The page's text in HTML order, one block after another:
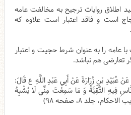
اطلاق روایات ترجیح به مخالفت عامه
است و فاقد اعتبار است علاوه که
عامه را به عنوان شرط حجیت و اعتبار
تعارضی هم نباشد.
عُبَيْدِ بْنِ زُرَارَةَ عَنْ أَبِي عَبْدِ اللَّهِ ع قَالَ:
فِيهِ التَّقِيَّةُ وَ مَا سَمِعْتَ مِنِّي لَا يُشْبِهُ‏
جلد ۸، صفحه ۹۸)